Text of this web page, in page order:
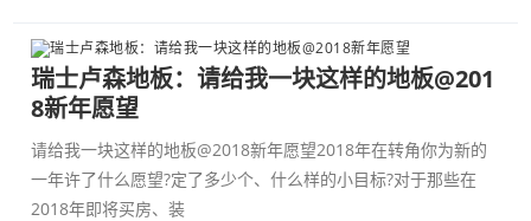
瑞士卢森地板：请给我一块这样的地板@201
8新年愿望
请给我一块这样的地板@2018新年愿望2018年在转角你为新的
一年许了什么愿望?定了多少个、什么样的小目标?对于那些在
2018年即将买房、装